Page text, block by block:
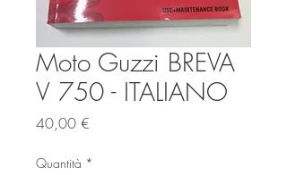
Moto Guzzi BREVA
V 750 - ITALIANO
40,00 €
Quantità *